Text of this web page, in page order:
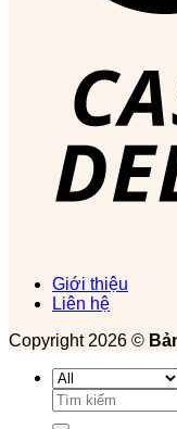
Giới thiệu
Liên hệ
Copyright 2026 ©
Tìm
kiếm: